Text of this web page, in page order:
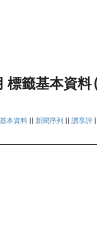
標籤基本資料
基本資料 || 新聞序列 || 讚享評